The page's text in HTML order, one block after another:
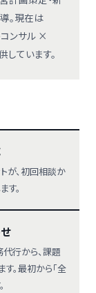
。現在は
ンサル ×
ています。
が、初回相談か
す。
行から、課題
。最初から「全